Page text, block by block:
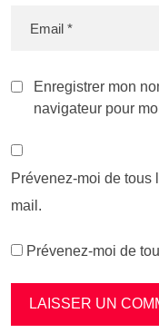
Enregistrer mon
navigateur pour
Prévenez-moi de tous
mail.
Prévenez-moi de